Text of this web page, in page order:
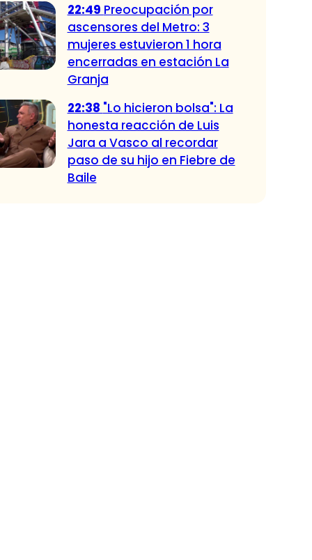
22:49 Preocupación por
ascensores del Metro: 3
mujeres estuvieron 1 hora
encerradas en estación La
Granja
22:38 "Lo hicieron bolsa": La
honesta reacción de Luis
Jara a Vasco al recordar
paso de su hijo en Fiebre de
Baile